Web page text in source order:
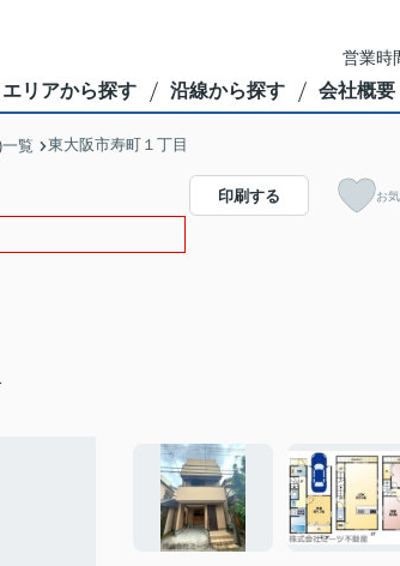
営業
エリアから探す 沿線から探す 会社概要
覧 東大阪市寿町１丁目
印刷する お